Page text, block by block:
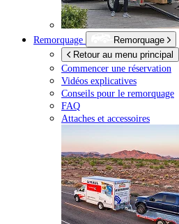
Remorquage
Remorquage
Retour au menu principal
Commencer une réservation
Vidéos explicatives
Conseils pour le remorquage
FAQ
Attaches et accessoires